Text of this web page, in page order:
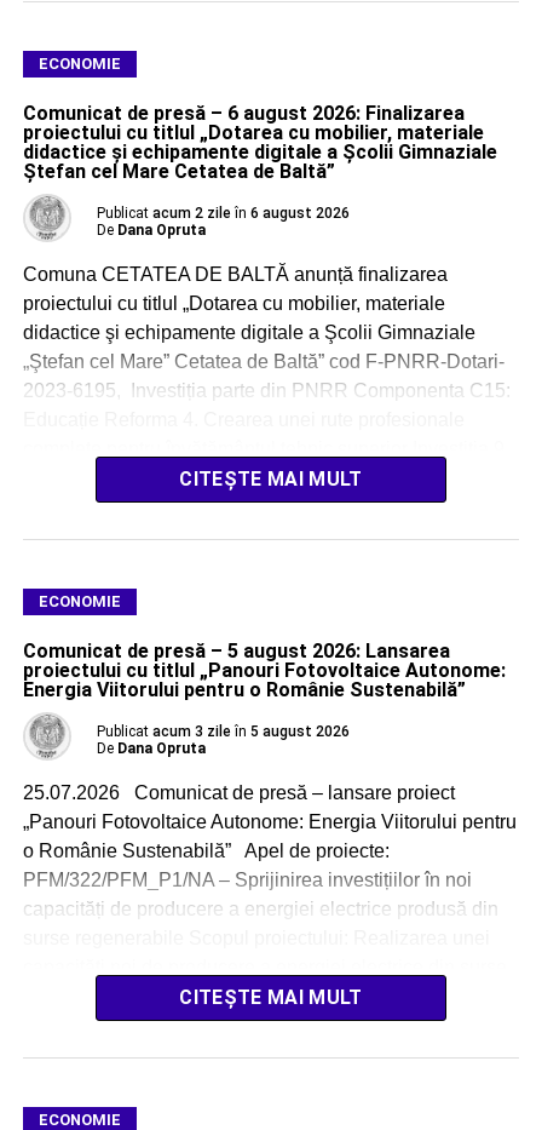
ECONOMIE
Comunicat de presă – 6 august 2026: Finalizarea
proiectului cu titlul „Dotarea cu mobilier, materiale
didactice şi echipamente digitale a Şcolii Gimnaziale
Ştefan cel Mare Cetatea de Baltă”
Publicat acum 2 zile în 6 august 2026
De Dana Opruta
Comuna CETATEA DE BALTĂ anunță finalizarea
proiectului cu titlul „Dotarea cu mobilier, materiale
didactice şi echipamente digitale a Şcolii Gimnaziale
„Ştefan cel Mare” Cetatea de Baltă” cod F-PNRR-Dotari-
2023-6195, Investiția parte din PNRR Componenta C15:
Asigurarea echipamentelor și a resurselor tehnologice
digitale pentru unitățile de […]
CITEȘTE MAI MULT
ECONOMIE
Comunicat de presă – 5 august 2026: Lansarea
proiectului cu titlul „Panouri Fotovoltaice Autonome:
Energia Viitorului pentru o Românie Sustenabilă”
Publicat acum 3 zile în 5 august 2026
De Dana Opruta
25.07.2026 Comunicat de presă – lansare proiect
„Panouri Fotovoltaice Autonome: Energia Viitorului pentru
o Românie Sustenabilă” Apel de proiecte:
PFM/322/PFM_P1/NA – Sprijinirea investițiilor în noi
capacități de producere a energiei electrice produsă din
regenerabile solare, cu o […]CITEȘTE MAI MULT
ECONOMIE